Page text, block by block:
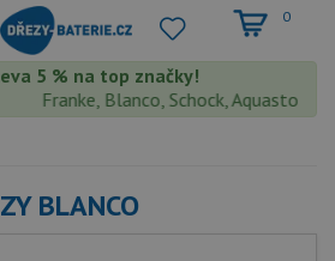
0
5 % na top značky!
Franke, Blanco, Schock, Aquastone,
BLANCO